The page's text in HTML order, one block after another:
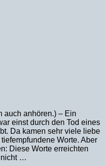
auch anhören.) – Ein
einst durch den Tod eines
Da kamen sehr viele liebe
Worte. Aber
Diese Worte erreichten
nicht …